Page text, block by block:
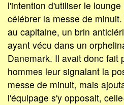
l'intention d'utiliser le
célébrer la messe de
au capitaine, un brin
ayant vécu dans un
Danemark. Il avait donc fait
hommes leur signalant la
messe de minuit, mais
l'équipage s'y opposait,